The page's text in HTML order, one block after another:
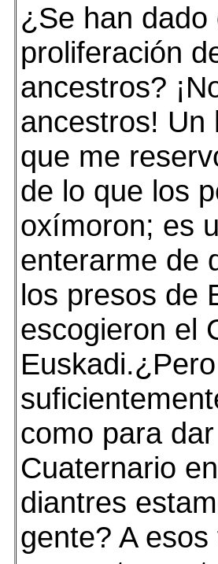
¿Se han
proliferación
ancestros?
ancestros! Un
que me
de lo que los
oxímoron; es
enterarme de
los presos de
escogieron el
como para
Cuaternario
diantres
gente? A